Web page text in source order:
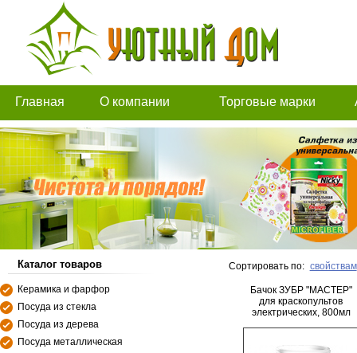
Главная О компании Торговые марки
Каталог товаров
Керамика и фарфор
Посуда из стекла
Посуда из дерева
Посуда металлическая
Сортировать по: свойствам
Бачок ЗУБР "МАСТЕР"
для краскопультов
электрических, 800мл